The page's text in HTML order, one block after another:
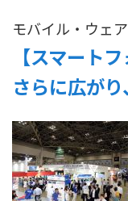
モバイル・ウェ
【スマート
さらに広が